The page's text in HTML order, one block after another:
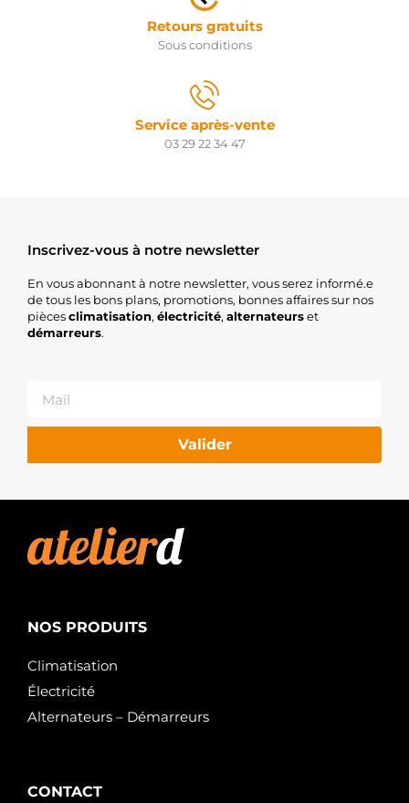
Retours gratuits
Sous conditions
Service après-vente
03 29 22 34 47
Inscrivez-vous à notre newsletter
En vous abonnant à notre newsletter, vous serez informé.e
de tous les bons plans, promotions, bonnes affaires sur nos
piècesclimatisation, électricité, alternateurset
démarreurs.
Valider
NOS PRODUITS
Climatisation
Électricité
Alternateurs – Démarreurs
CONTACT